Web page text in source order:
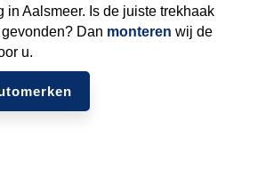
in Aalsmeer. Is de juiste trekhaak
Dan monteren wij de
u.